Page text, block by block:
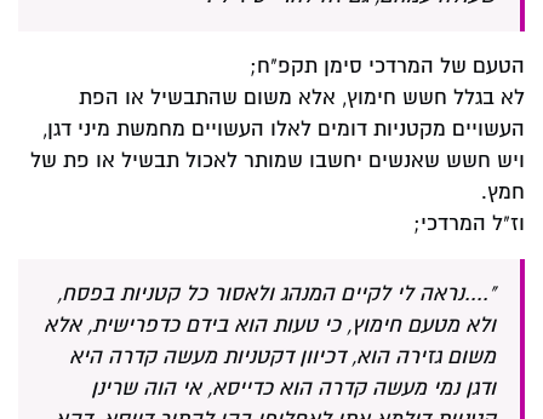
הטעם של המרדכי סימן תקפ"ח;
לא בגלל חשש חימוץ, אלא משום שהתבשיל או הפת
העשויים מקטניות דומים לאלו העשויים מחמשת מיני דגן,
ויש חשש שאנשים יחשבו שמותר לאכול תבשיל או פת של
חמץ.
וז"ל המרדכי;
"....נראה לי לקיים המנהג ולאסור כל קטניות בפסח,
ולא מטעם חימוץ, כי טעות הוא בידם כדפרישית, אלא
משום גזירה הוא, דכיוון דקטניות מעשה קדרה היא
ודגן נמי מעשה קדרה הוא כדייסא, אי הוה שרינן